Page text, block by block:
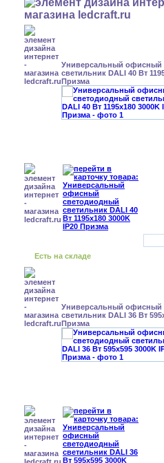
Универсальный офисный
светильник DALI 40 Вт
Призма
Есть на складе
Универсальный офисный
светильник DALI 36 Вт
Призма